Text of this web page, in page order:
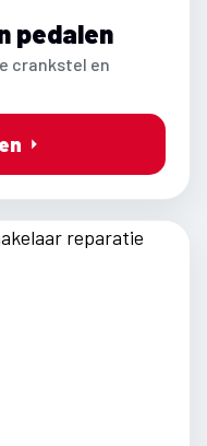
pedalen
crankstel en